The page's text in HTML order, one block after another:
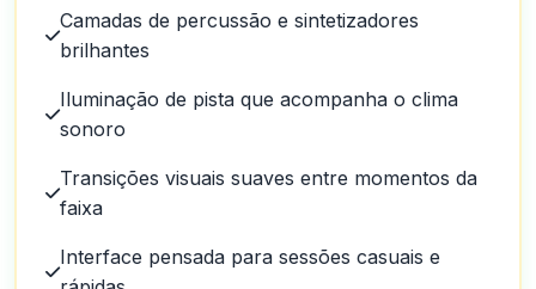
Camadas de percussão e sintetizadores
brilhantes
Iluminação de pista que acompanha o clima
sonoro
Transições visuais suaves entre momentos da
faixa
Interface pensada para sessões casuais e